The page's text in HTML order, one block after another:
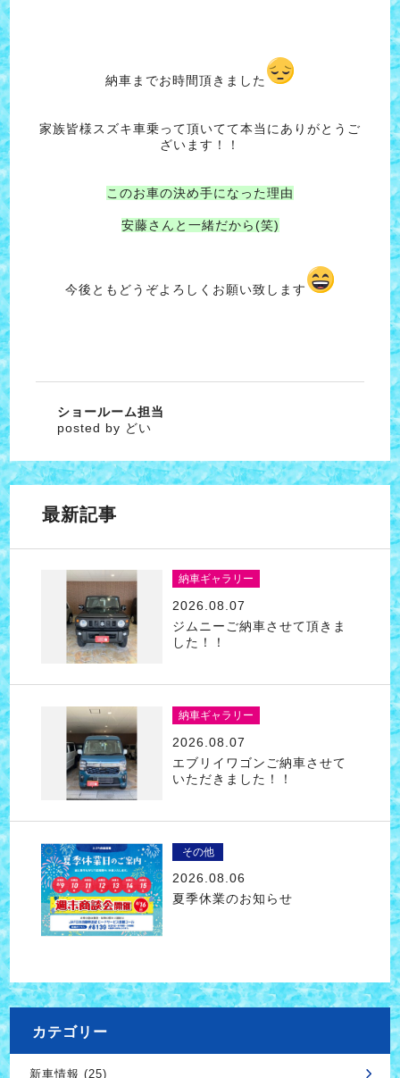
納車までお時間頂きました
家族皆様スズキ車乗って頂いてて本当にありがとうご
ざいます！！
このお車の決め手になった理由
安藤さんと一緒だから(笑)
今後ともどうぞよろしくお願い致します
ショールーム担当
posted by どい
最新記事
納車ギャラリー
2026.08.07
ジムニーご納車させて頂きま
した！！
納車ギャラリー
2026.08.07
エブリイワゴンご納車させて
いただきました！！
その他
2026.08.06
夏季休業のお知らせ
カテゴリー
新車情報 (25)